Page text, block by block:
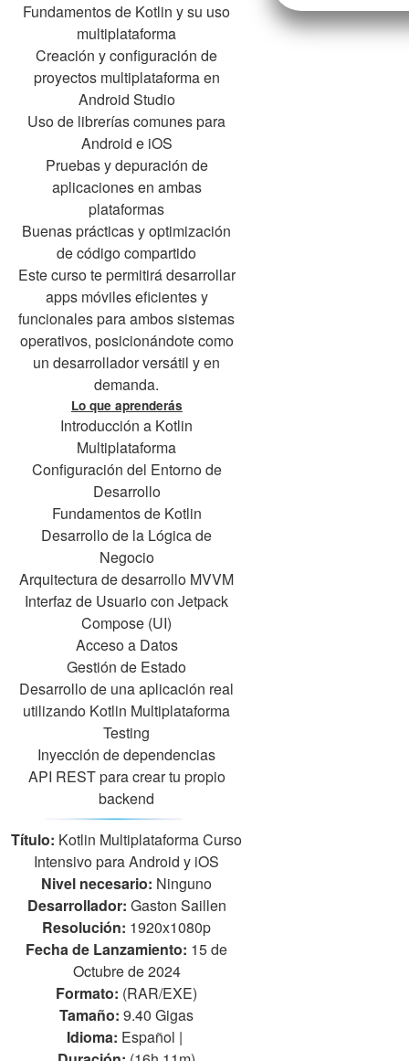
Fundamentos de Kotlin y su uso
multiplataforma
Creación y configuración de
proyectos multiplataforma en
Android Studio
Uso de librerías comunes para
Android e iOS
Pruebas y depuración de
aplicaciones en ambas
plataformas
Buenas prácticas y optimización
de código compartido
Este curso te permitirá desarrollar
apps móviles eficientes y
funcionales para ambos sistemas
operativos, posicionándote como
un desarrollador versátil y en
demanda.
Lo que aprenderás
Introducción a Kotlin
Multiplataforma
Configuración del Entorno de
Desarrollo
Fundamentos de Kotlin
Desarrollo de la Lógica de
Negocio
Arquitectura de desarrollo MVVM
Interfaz de Usuario con Jetpack
Compose (UI)
Acceso a Datos
Gestión de Estado
Desarrollo de una aplicación real
utilizando Kotlin Multiplataforma
Testing
Inyección de dependencias
API REST para crear tu propio
backend
Título: Kotlin Multiplataforma Curso
Intensivo para Android y iOS
Nivel necesario: Ninguno
Desarrollador: Gaston Saillen
Resolución: 1920x1080p
Fecha de Lanzamiento: 15 de
Octubre de 2024
Formato: (RAR/EXE)
Tamaño: 9.40 Gigas
Idioma: Español |